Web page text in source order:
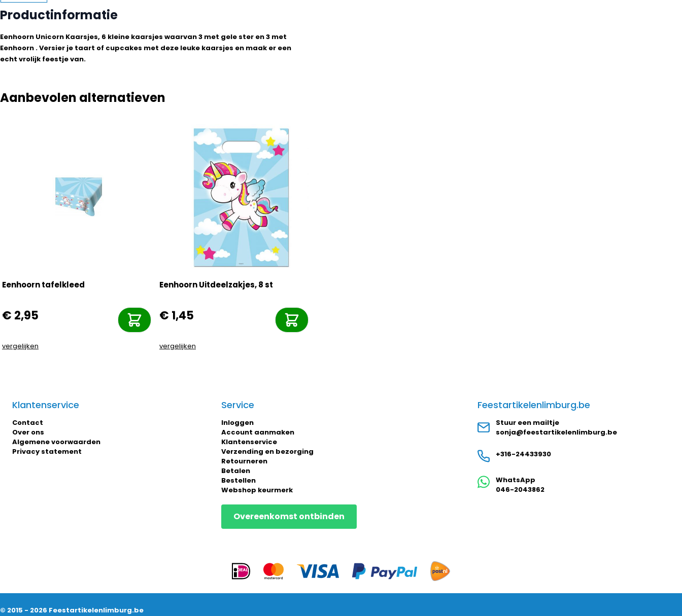
Productinformatie
Eenhoorn Unicorn Kaarsjes, 6 kleine kaarsjes waarvan 3 met gele ster en 3 met
Eenhoorn . Versier je taart of cupcakes met deze leuke kaarsjes en maak er een
echt vrolijk feestje van.
Aanbevolen alternatieven
Eenhoorn tafelkleed
€ 2,95
vergelijken
Eenhoorn Uitdeelzakjes, 8 st
€ 1,45
vergelijken
Klantenservice
Contact
Over ons
Algemene voorwaarden
Privacy statement
Service
Inloggen
Account aanmaken
Klantenservice
Verzending en bezorging
Retourneren
Betalen
Bestellen
Webshop keurmerk
Overeenkomst ontbinden
Feestartikelenlimburg.be
Stuur een mailtje
sonja@feestartikelenlimburg.be
+316-24433930
WhatsApp
046-2043862
© 2015 - 2026 Feestartikelenlimburg.be